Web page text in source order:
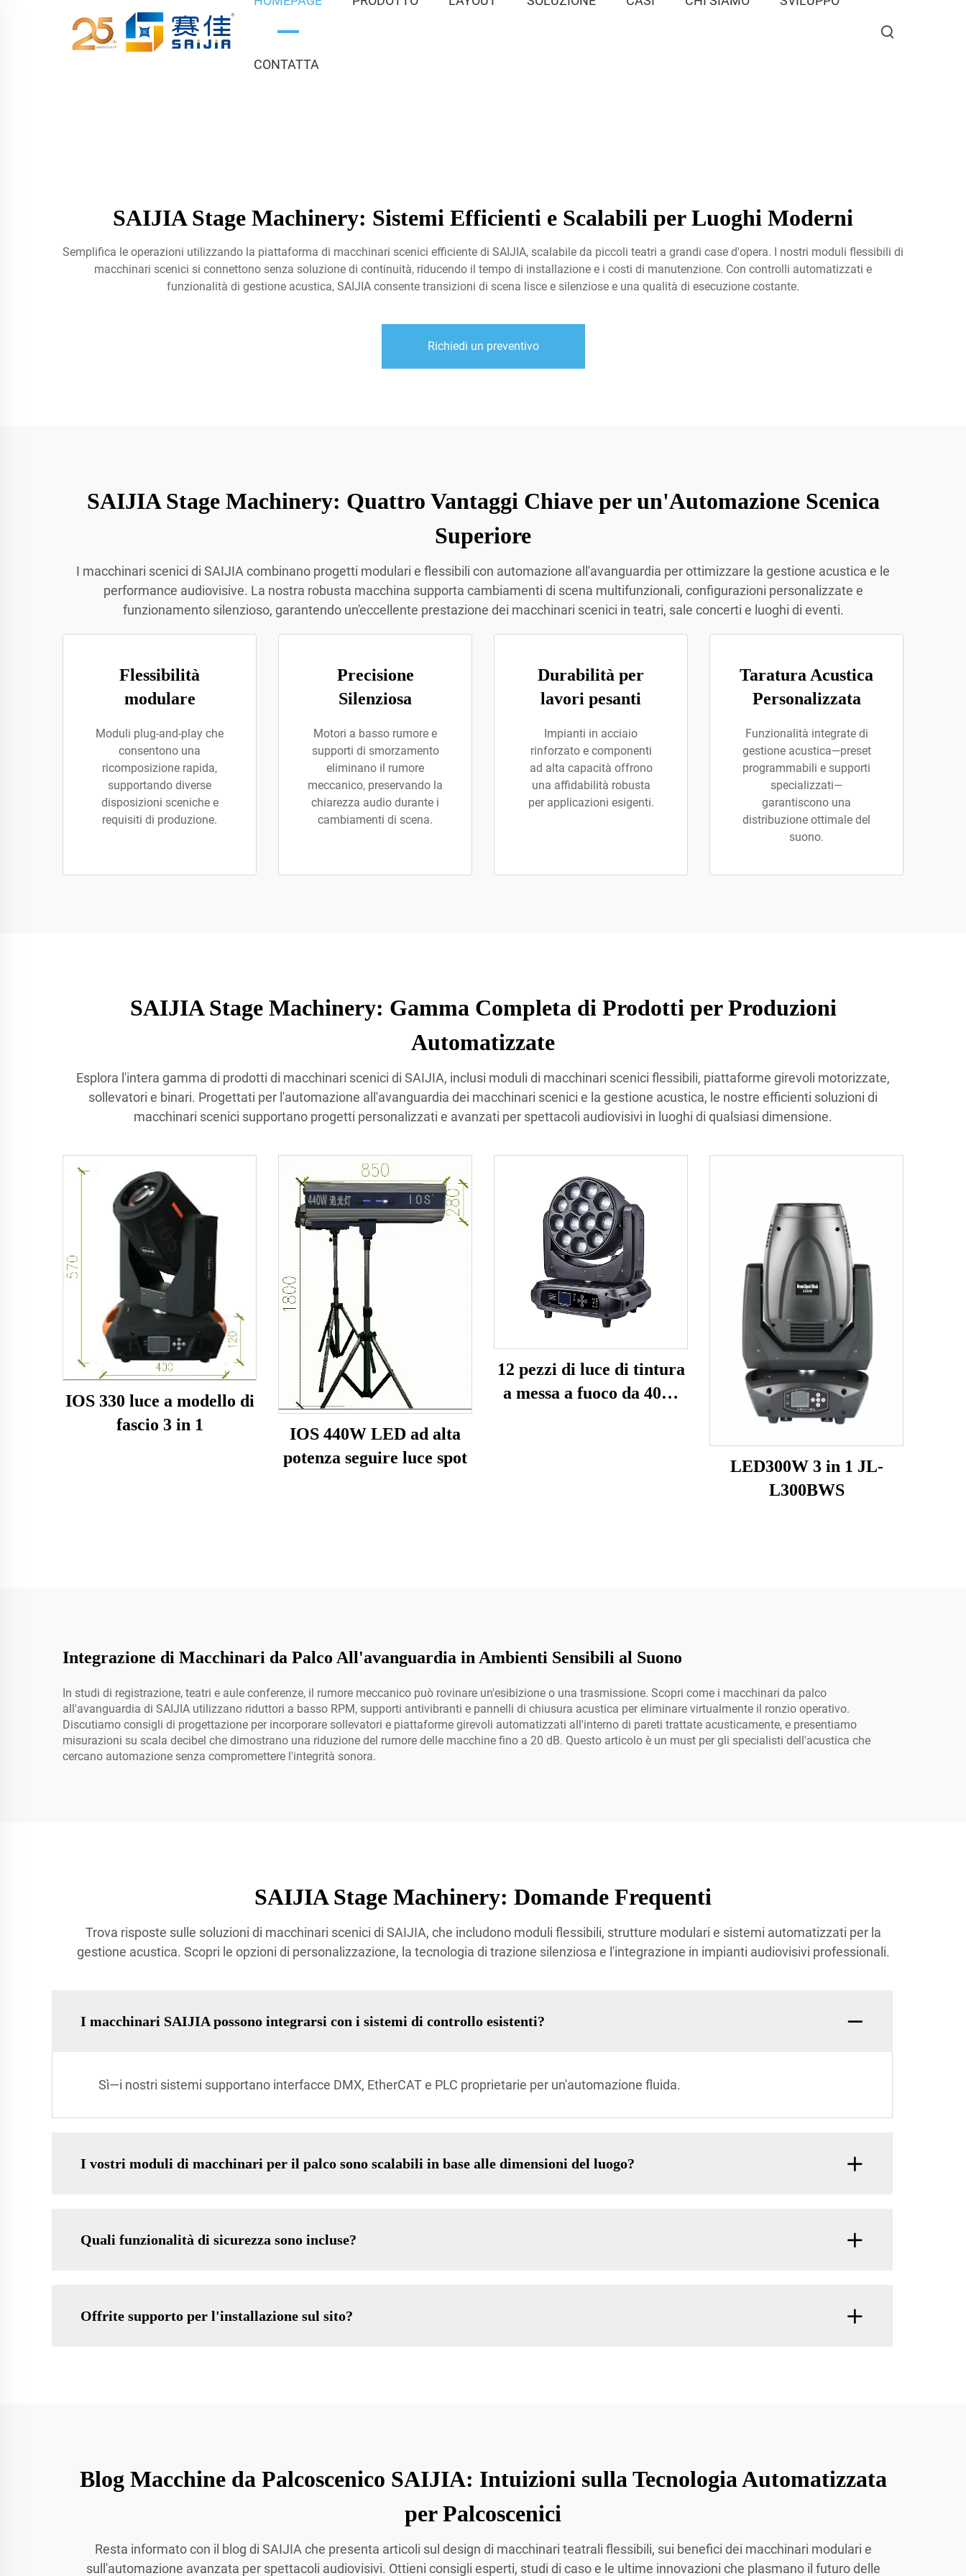
CONTATTA
SAIJIA Stage Machinery: Sistemi Efficienti e Scalabili per Luoghi Moderni
Semplifica le operazioni utilizzando la piattaforma di macchinari scenici efficiente di SAIJIA, scalabile da piccoli teatri a grandi case d'opera. I nostri moduli flessibili di
macchinari scenici si connettono senza soluzione di continuità, riducendo il tempo di installazione e i costi di manutenzione. Con controlli automatizzati e
funzionalità di gestione acustica, SAIJIA consente transizioni di scena lisce e silenziose e una qualità di esecuzione costante.
Richiedi un preventivo
SAIJIA Stage Machinery: Quattro Vantaggi Chiave per un'Automazione Scenica
Superiore
I macchinari scenici di SAIJIA combinano progetti modulari e flessibili con automazione all'avanguardia per ottimizzare la gestione acustica e le
performance audiovisive. La nostra robusta macchina supporta cambiamenti di scena multifunzionali, configurazioni personalizzate e
funzionamento silenzioso, garantendo un'eccellente prestazione dei macchinari scenici in teatri, sale concerti e luoghi di eventi.
Flessibilità
modulare
Moduli plug-and-play che
consentono una
ricomposizione rapida,
supportando diverse
disposizioni sceniche e
requisiti di produzione.
Precisione
Silenziosa
Motori a basso rumore e
supporti di smorzamento
eliminano il rumore
meccanico, preservando la
chiarezza audio durante i
cambiamenti di scena.
Durabilità per
lavori pesanti
Impianti in acciaio
rinforzato e componenti
ad alta capacità offrono
una affidabilità robusta
per applicazioni esigenti.
Taratura Acustica
Personalizzata
Funzionalità integrate di
gestione acustica—preset
programmabili e supporti
specializzati—
garantiscono una
distribuzione ottimale del
suono.
SAIJIA Stage Machinery: Gamma Completa di Prodotti per Produzioni
Automatizzate
Esplora l'intera gamma di prodotti di macchinari scenici di SAIJIA, inclusi moduli di macchinari scenici flessibili, piattaforme girevoli motorizzate,
sollevatori e binari. Progettati per l'automazione all'avanguardia dei macchinari scenici e la gestione acustica, le nostre efficienti soluzioni di
macchinari scenici supportano progetti personalizzati e avanzati per spettacoli audiovisivi in luoghi di qualsiasi dimensione.
IOS 330 luce a modello di
fascio 3 in 1
IOS 440W LED ad alta
potenza seguire luce spot
12 pezzi di luce di tintura
a messa a fuoco da 40W
LED300W 3 in 1 JL-
L300BWS
Integrazione di Macchinari da Palco All'avanguardia in Ambienti Sensibili al Suono
In studi di registrazione, teatri e aule conferenze, il rumore meccanico può rovinare un'esibizione o una trasmissione. Scopri come i macchinari da palco
all'avanguardia di SAIJIA utilizzano riduttori a basso RPM, supporti antivibranti e pannelli di chiusura acustica per eliminare virtualmente il ronzio operativo.
Discutiamo consigli di progettazione per incorporare sollevatori e piattaforme girevoli automatizzati all'interno di pareti trattate acusticamente, e presentiamo
misurazioni su scala decibel che dimostrano una riduzione del rumore delle macchine fino a 20 dB. Questo articolo è un must per gli specialisti dell'acustica che
cercano automazione senza compromettere l'integrità sonora.
SAIJIA Stage Machinery: Domande Frequenti
Trova risposte sulle soluzioni di macchinari scenici di SAIJIA, che includono moduli flessibili, strutture modulari e sistemi automatizzati per la
gestione acustica. Scopri le opzioni di personalizzazione, la tecnologia di trazione silenziosa e l'integrazione in impianti audiovisivi professionali.
I macchinari SAIJIA possono integrarsi con i sistemi di controllo esistenti?
Sì—i nostri sistemi supportano interfacce DMX, EtherCAT e PLC proprietarie per un'automazione fluida.
I vostri moduli di macchinari per il palco sono scalabili in base alle dimensioni del luogo?
Quali funzionalità di sicurezza sono incluse?
Offrite supporto per l'installazione sul sito?
Blog Macchine da Palcoscenico SAIJIA: Intuizioni sulla Tecnologia Automatizzata
per Palcoscenici
Resta informato con il blog di SAIJIA che presenta articoli sul design di macchinari teatrali flessibili, sui benefici dei macchinari modulari e
sull'automazione avanzata per spettacoli audiovisivi. Ottieni consigli esperti, studi di caso e le ultime innovazioni che plasmano il futuro delle